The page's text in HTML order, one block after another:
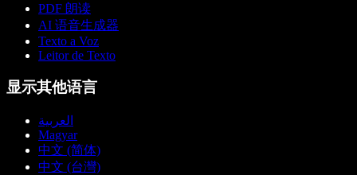
PDF 朗读
AI 语音生成器
Texto a Voz
Leitor de Texto
显示其他语言
العربية
Magyar
中文 (简体)
中文 (台灣)